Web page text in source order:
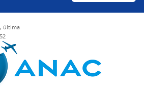
última